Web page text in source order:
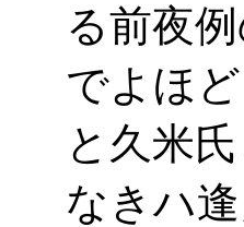
る前夜
でよほ
と久米
なきハ